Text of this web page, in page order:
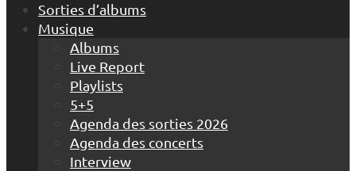
Sorties d’albums
Musique
Albums
Live Report
Playlists
5+5
Agenda des sorties 2026
Agenda des concerts
Interview